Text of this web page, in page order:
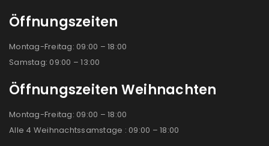
Öffnungszeiten
Montag-Freitag: 09:00 – 18:00
Samstag: 09:00 – 13:00
Öffnungszeiten Weihnachten
Montag-Freitag: 09:00 – 18:00
Alle 4 Weihnachtssamstage : 09:00 – 18:00